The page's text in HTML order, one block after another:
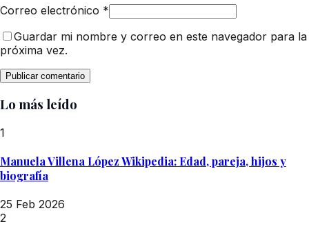
Correo electrónico *
Guardar mi nombre y correo en este navegador para la
próxima vez.
Lo más leído
1
Manuela Villena López Wikipedia: Edad, pareja, hijos y
biografía
25 Feb 2026
2